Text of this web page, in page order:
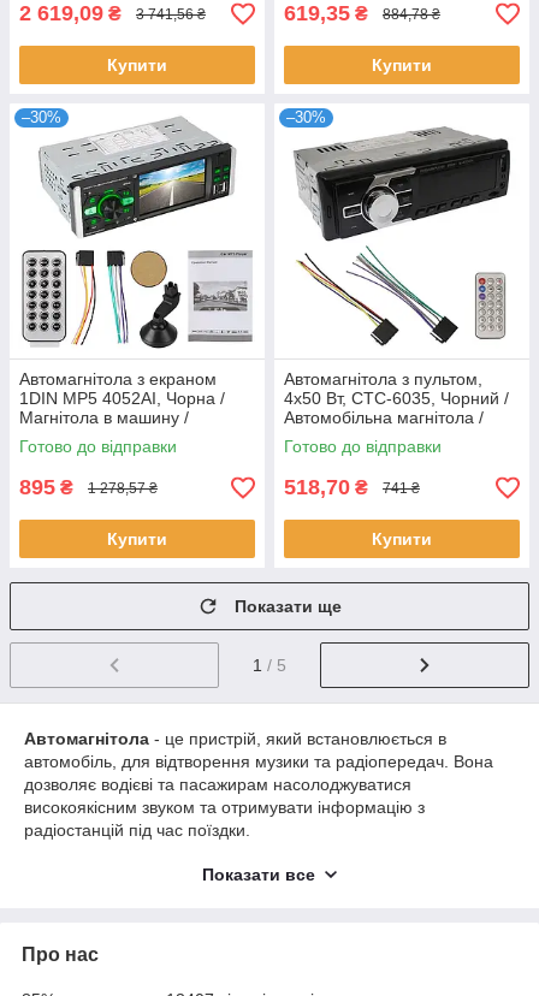
2 619,09 ₴ 3 741,56 ₴
Купити
619,35 ₴ 884,78 ₴
Купити
–30%
Автомагнітола з екраном
1DIN MP5 4052AI, Чорна /
Магнітола в машину /
Магнітола в автомобіль
Готово до відправки
895 ₴ 1 278,57 ₴
Купити
–30%
Автомагнітола з пультом,
4x50 Вт, CTC-6035, Чорний /
Автомобільна магнітола /
Магнітофон в машину
Готово до відправки
518,70 ₴ 741 ₴
Купити
Показати ще
1 / 5
Автомагнітола - це пристрій, який встановлюється в
автомобіль, для відтворення музики та радіопередач. Вона
дозволяє водієві та пасажирам насолоджуватися
високоякісним звуком та отримувати інформацію з
радіостанцій під час поїздки.
та можливості підключення до різних джерел
смартфони, плеєри та інші пристрої з музикою. Це
Показати все
Про нас